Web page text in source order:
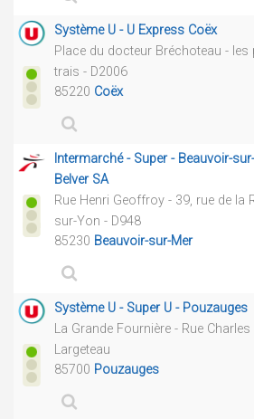
Système U - U Express Coëx
Place du docteur Bréchoteau - les
trais - D2006
85220 Coëx
Intermarché - Super - Beauvoir-
Belver SA
Rue Henri Geoffroy - 39, rue de la
sur-Yon - D948
85230 Beauvoir-sur-Mer
Système U - Super U - Pouzauges
La Grande Fournière - Rue Charles
Largeteau
85700 Pouzauges